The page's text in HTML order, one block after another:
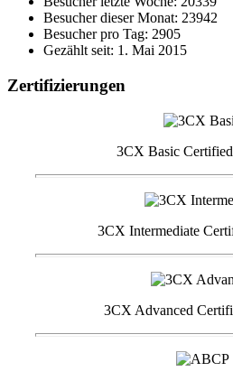
Besucher dieser Monat: 23942
Besucher pro Tag: 2905
Gezählt seit: 1. Mai 2015
Zertifizierungen
3CX Basic
3CX Intermediate
3CX Advanced